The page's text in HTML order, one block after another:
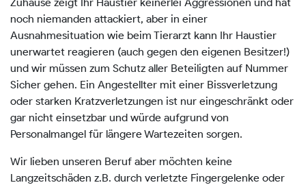
noch niemanden attackiert, aber in einer
Ausnahmesituation wie beim Tierarzt kann Ihr Haustier
unerwartet reagieren (auch gegen den eigenen Besitzer!)
und wir müssen zum Schutz aller Beteiligten auf Nummer
Sicher gehen. Ein Angestellter mit einer Bissverletzung
oder starken Kratzverletzungen ist nur eingeschränkt oder
gar nicht einsetzbar und würde aufgrund von
Personalmangel für längere Wartezeiten sorgen.
Wir lieben unseren Beruf aber möchten keine
Langzeitschäden z.B. durch verletzte Fingergelenke oder